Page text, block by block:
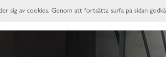
sig av cookies. Genom att fortsätta surfa på sidan